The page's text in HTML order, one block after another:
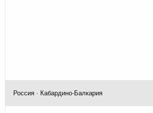
Россия · Кабардино-Балкария